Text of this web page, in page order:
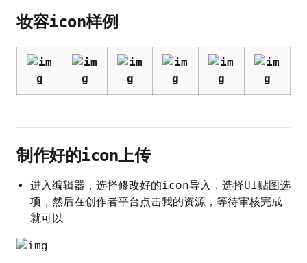
妆容icon样例
制作好的icon上传
进入编辑器，选择修改好的icon导入，选择UI贴图选
项，然后在创作者平台点击我的资源，等待审核完成
就可以